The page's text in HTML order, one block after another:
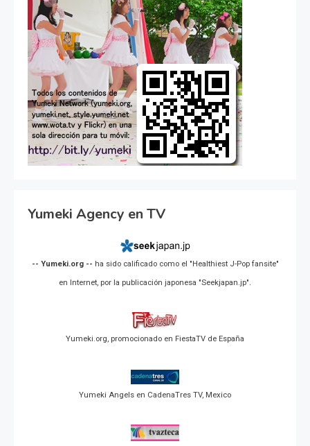
Yumeki Agency en TV
-- Yumeki.org -- ha sido calificado como el "Healthiest J-Pop fansite"
en Internet, por la publicación japonesa "Seekjapan.jp".
Yumeki.org, promocionado en FiestaTV de España
Yumeki Angels en CadenaTres TV, Mexico